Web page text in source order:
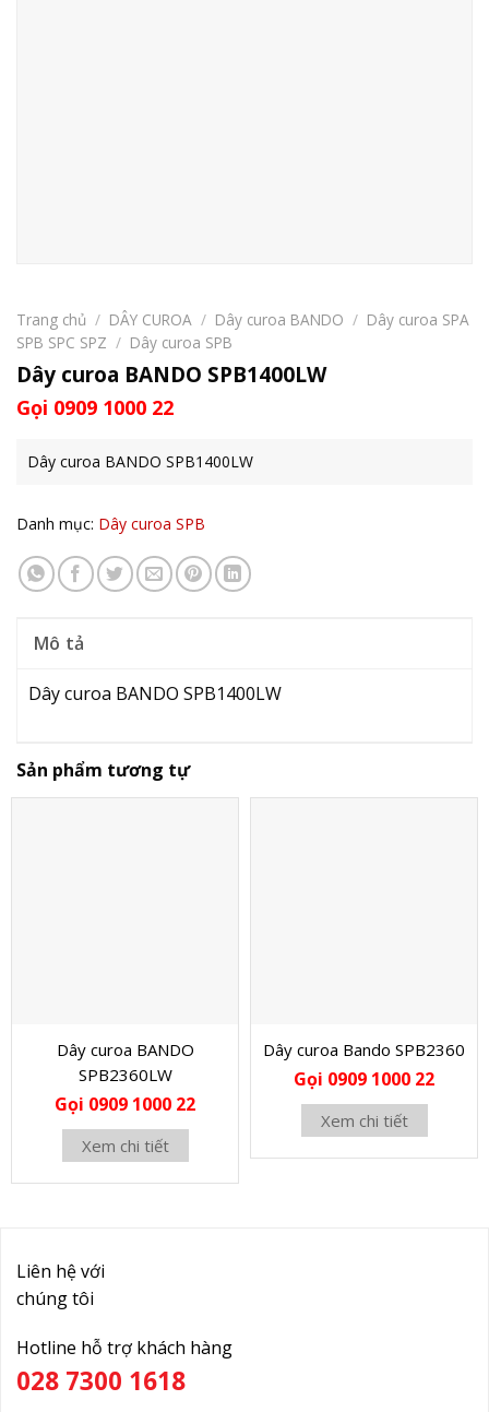
Trang chủ / DÂY CUROA / Dây curoa BANDO / Dây curoa SPA
SPB SPC SPZ / Dây curoa SPB
Dây curoa BANDO SPB1400LW
Gọi 0909 1000 22
Dây curoa BANDO SPB1400LW
Danh mục: Dây curoa SPB
Mô tả
Dây curoa BANDO SPB1400LW
Sản phẩm tương tự
Dây curoa BANDO
SPB2360LW
Gọi 0909 1000 22
Xem chi tiết
Dây curoa Bando SPB2360
Gọi 0909 1000 22
Xem chi tiết
Liên hệ với
chúng tôi
Hotline hỗ trợ khách hàng
028 7300 1618